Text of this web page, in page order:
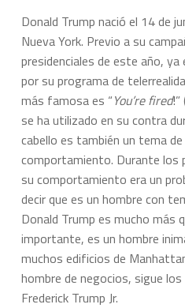
Donald Trump nació el 14 de
Nueva York. Previo a su
presidenciales de este año,
por su programa de
más famosa es “You’re fired!”
se ha utilizado en su contra
cabello es también un tema
comportamiento. Durante los
su comportamiento era un
decir que es un hombre con
Donald Trump es mucho más
importante, es un hombre
muchos edificios de
hombre de negocios, sigue
Frederick Trump Jr.